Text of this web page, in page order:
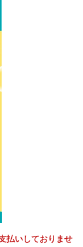
払いしておりませ